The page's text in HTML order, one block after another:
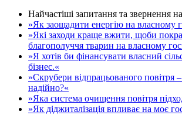
Найчастіші запитання та звернення
»Як заощадити енергію на власному
»Які заходи краще вжити, щоби
благополуччя тварин на власному
»Я хотів би фінансувати власний
бізнес.«
»Скрубери відпрацьованого повітря
надійно?«
»Яка система очищення повітря
»Як діджиталізація впливає на моє